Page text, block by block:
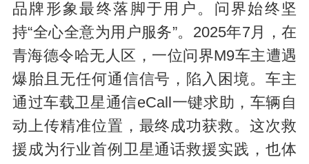
品牌形象最终落脚于用户。问界始终坚
持“全心全意为用户服务”。2025年7月，在
青海德令哈无人区，一位问界M9车主遭遇
爆胎且无任何通信信号，陷入困境。车主
通过车载卫星通信eCall一键求助，车辆自
动上传精准位置，最终成功获救。这次救
援成为行业首例卫星通话救援实践，也体